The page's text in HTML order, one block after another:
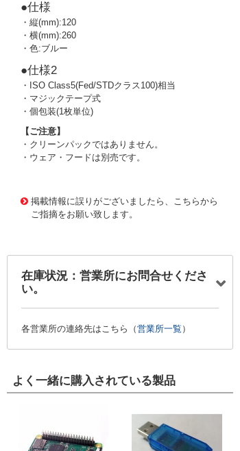
●仕様
・縦(mm):120
・横(mm):260
・色:ブルー
●仕様2
・ISO Class5(Fed/STDクラス100)相当
・マジックテープ式
・個包装(1枚単位)
【ご注意】
・クリーンパックではありません。
・ウェア・フードは別売です。
掲載情報に誤りがございましたら、こちらから
ご指摘をお願い致します。
在庫状況：営業所にお問合せくださ
い。
各営業所の連絡先はこちら（営業所一覧 ）
よく一緒に購入されている製品